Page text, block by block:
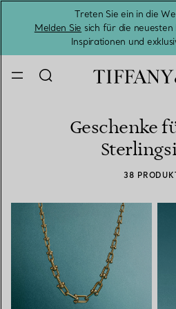
Treten Sie ein in die
Melden Sie sich für die
Inspirationen und
Geschenke
38